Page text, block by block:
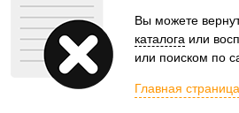
Вы можете
каталога или
или поиском по
Главная страница